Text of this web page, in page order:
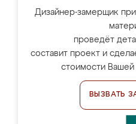
Дизайнер-замерщик
проведёт
составит проект и
стоимости
ВЫЗВАТЬ